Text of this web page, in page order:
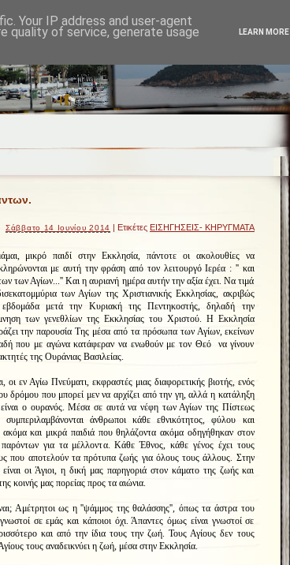
Σάββατο 14 Ιουνίου 2014 | Ετικέτες ΕΙΣΗΓΗΣΕΙΣ- ΚΗΡΥΓΜΑΤΑ
μικρό παιδί στην Εκκλησία, πάντοτε οι ακολουθίες να
με αυτή την φράση από τον λειτουργό Ιερέα : '' και
των Αγίων...'' Και η αυριανή ημέρα αυτήν την αξία έχει. Να τιμά
των Αγίων της Χριστιανικής Εκκλησίας, ακριβώς
εβδομάδα μετά την Κυριακή της Πεντηκοστής, δηλαδή την
των γενεθλίων της Εκκλησίας του Χριστού. Η Εκκλησία
την παρουσία Της μέσα από τα πρόσωπα των Αγίων, εκείνων
που με αγώνα κατάφεραν να ενωθούν με τον Θεό να γίνουν
της Ουράνιας Βασιλείας.
οι εν Αγίω Πνεύματι, εκφραστές μιας διαφορετικής βιοτής, ενός
δρόμου που μπορεί μεν να αρχίζει από την γη, αλλά η κατάληξη
ο ουρανός.Μέσα σε αυτά να νέφη των Αγίων της Πίστεως
συμπεριλαμβάνονται άνθρωποι κάθε εθνικότητος, φύλου και
ακόμα και μικρά παιδιά που θηλάζοντα ακόμα οδηγήθηκαν στον
για τα μέλλοντα. Κάθε Έθνος, κάθε γένος έχει τους
που αποτελούν τα πρότυπα ζωής για όλους τους άλλους. Στην
οι Άγιοι, η δική μας παρηγοριά στον κάματο της ζωής και
κοινής μας πορείας προς τα αιώνια.
Αμέτρητοι ως η ''ψάμμος της θαλάσσης'', όπως τα άστρα του
σε εμάς και κάποιοι όχι. Άπαντες όμως είναι γνωστοί σε
και από την ίδια τους την ζωή. Τους Αγίους δεν τους
τους αναδεικνύει η ζωή, μέσα στην Εκκλησία.
Your IP address and user-agent
quality of service, generate usage LEARN MORE